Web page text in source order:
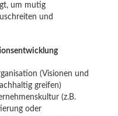
um mutig
und
(Visionen und
greifen)
(z.B.
oder